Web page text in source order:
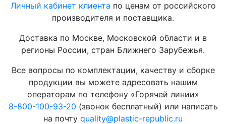
Личный кабинет клиента по ценам от российского
производителя и поставщика.
Доставка по Москве, Московской области и в
регионы России, стран Ближнего Зарубежья.
Все вопросы по комплектации, качеству и сборке
продукции вы можете адресовать нашим
операторам по телефону «Горячей линии»
8-800-100-93-20 (звонок бесплатный) или написать
на почту quality@plastic-republic.ru